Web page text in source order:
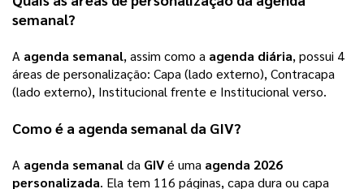
semanal?
A agenda semanal, assim como a agenda diária, possui 4
áreas de personalização: Capa (lado externo), Contracapa
(lado externo), Institucional frente e Institucional verso.
Como é a agenda semanal da GIV?
A agenda semanal da GIV é uma agenda 2026
personalizada. Ela tem 116 páginas, capa dura ou capa